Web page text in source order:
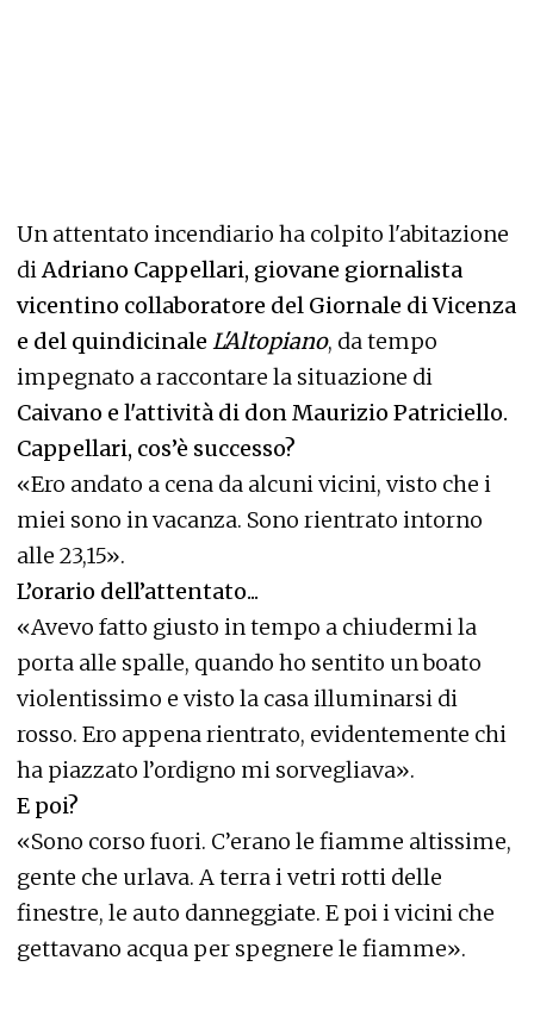
Un attentato incendiario ha colpito l'abitazione
diAdriano Cappellari, giovane giornalista
vicentino collaboratore del Giornale di Vicenza
e del quindicinale L'Altopiano, da tempo
impegnato a raccontare la situazione di
Caivano e l'attività di don Maurizio Patriciello.
Cappellari, cos’è successo?
«Ero andato a cena da alcuni vicini, visto che i
miei sono in vacanza. Sono rientrato intorno
alle 23,15».
L’orario dell’attentato...
«Avevo fatto giusto in tempo a chiudermi la
porta alle spalle, quando ho sentito un boato
violentissimo e visto la casa illuminarsi di
rosso. Ero appena rientrato, evidentemente chi
ha piazzato l’ordigno mi sorvegliava».
E poi?
«Sono corso fuori. C’erano le fiamme altissime,
gente che urlava. A terra i vetri rotti delle
finestre, le auto danneggiate. E poi i vicini che
gettavano acqua per spegnere le fiamme».